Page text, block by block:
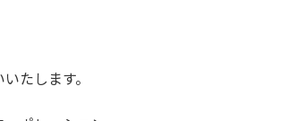
たします。